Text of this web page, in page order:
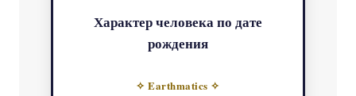
Характер человека по дате
рождения
✧ Earthmatics ✧